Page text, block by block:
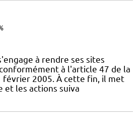
à rendre ses sites
à l'article 47 de la
février 2005. À cette fin, il met
les actions suiva